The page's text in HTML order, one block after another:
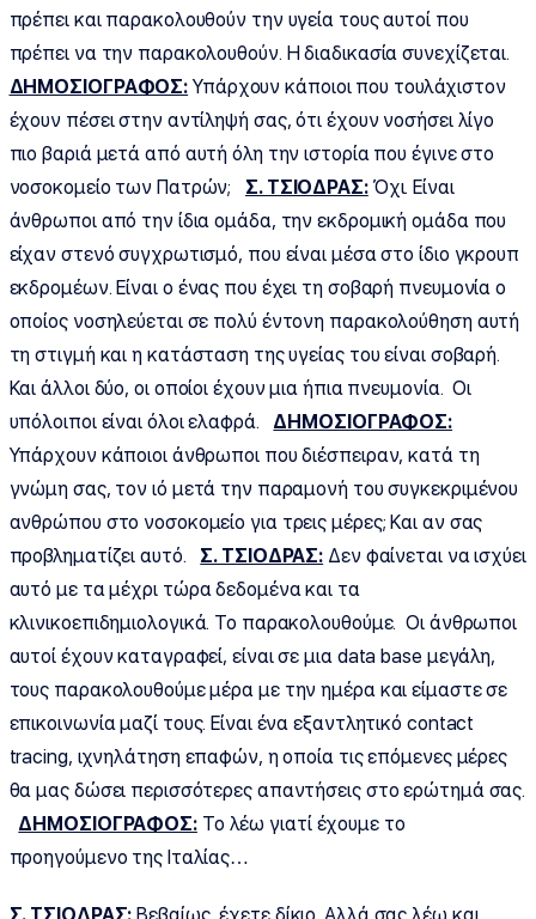
πρέπει και παρακολουθούν την υγεία τους αυτοί που
πρέπει να την παρακολουθούν. Η διαδικασία συνεχίζεται.
ΔΗΜΟΣΙΟΓΡΑΦΟΣ: Υπάρχουν κάποιοι που τουλάχιστον
έχουν πέσει στην αντίληψή σας, ότι έχουν νοσήσει λίγο
πιο βαριά μετά από αυτή όλη την ιστορία που έγινε στο
νοσοκομείο των Πατρών; Σ. ΤΣΙΟΔΡΑΣ:Όχι. Είναι
άνθρωποι από την ίδια ομάδα, την εκδρομική ομάδα που
είχαν στενό συγχρωτισμό, που είναι μέσα στο ίδιο γκρουπ
εκδρομέων. Είναι ο ένας που έχει τη σοβαρή πνευμονία ο
οποίος νοσηλεύεται σε πολύ έντονη παρακολούθηση αυτή
τη στιγμή και η κατάσταση της υγείας του είναι σοβαρή.
Και άλλοι δύο, οι οποίοι έχουν μια ήπια πνευμονία. Οι
υπόλοιποι είναι όλοι ελαφρά. ΔΗΜΟΣΙΟΓΡΑΦΟΣ:
Υπάρχουν κάποιοι άνθρωποι που διέσπειραν, κατά τη
γνώμη σας, τον ιό μετά την παραμονή του συγκεκριμένου
ανθρώπου στο νοσοκομείο για τρεις μέρες; Και αν σας
προβληματίζει αυτό. Σ. ΤΣΙΟΔΡΑΣ: Δεν φαίνεται να ισχύει
αυτό με τα μέχρι τώρα δεδομένα και τα
κλινικοεπιδημιολογικά. Το παρακολουθούμε. Οι άνθρωποι
αυτοί έχουν καταγραφεί, είναι σε μια data base μεγάλη,
τους παρακολουθούμε μέρα με την ημέρα και είμαστε σε
επικοινωνία μαζί τους. Είναι ένα εξαντλητικό contact
tracing, ιχνηλάτηση επαφών, η οποία τις επόμενες μέρες
θα μας δώσει περισσότερες απαντήσεις στο ερώτημά σας.
ΔΗΜΟΣΙΟΓΡΑΦΟΣ:Το λέω γιατί έχουμε το
προηγούμενο της Ιταλίας…
Σ. ΤΣΙΟΔΡΑΣ: Βεβαίως, έχετε δίκιο. Αλλά σας λέω και